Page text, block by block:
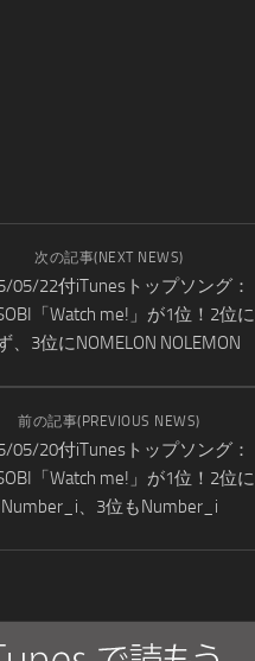
次の記事(NEXT NEWS)
05/22付iTunesトップソング：
「Watch me!」が1位！2位に
、3位にNOMELON NOLEMON
前の記事(PREVIOUS NEWS)
05/20付iTunesトップソング：
「Watch me!」が1位！2位に
Number_i、3位もNumber_i